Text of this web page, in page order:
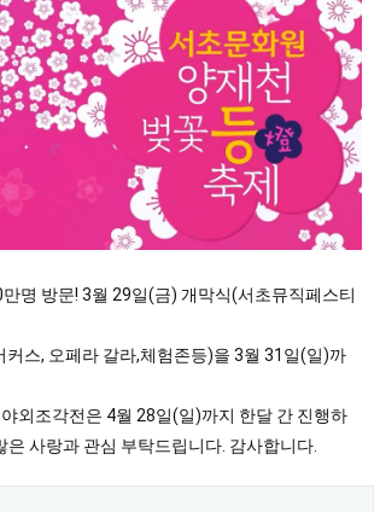
명 방문! 3월 29일(금) 개막식(서초뮤직페스티
커스, 오페라 갈라,체험존등)을 3월 31일(일)까
외조각전은 4월 28일(일)까지 한달 간 진행하
은 사랑과 관심 부탁드립니다. 감사합니다.